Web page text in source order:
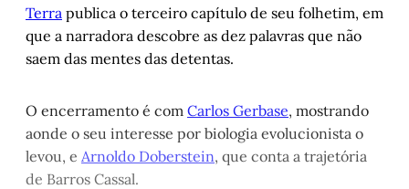
Terra publica o terceiro capítulo de seu folhetim, em
que a narradora descobre as dez palavras que não
saem das mentes das detentas.
O encerramento é com Carlos Gerbase, mostrando
aonde o seu interesse por biologia evolucionista o
levou, e Arnoldo Doberstein, que conta a trajetória
de Barros Cassal.